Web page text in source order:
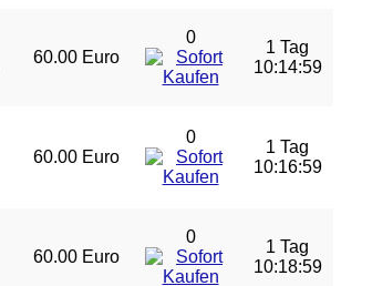
60.00 Euro
0
1 Tag
10:14:59
60.00 Euro
0
1 Tag
10:16:59
60.00 Euro
0
1 Tag
10:18:59